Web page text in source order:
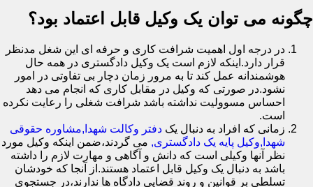
چگونه می توان یک وکیل قابل اعتماد بود؟
در درجه اول اهمیت شرافت کاری و حرفه ای این شغل مدنظر
قرار دارد.اینکه لازم است یک وکیل دادگستری در همه حال
هوشمندانه عمل کند تا به مرور زمان دچار بی تفاوتی در امور
نشود.در صورتی که وکیل در مقابل کاری که انجام می دهد
احساس مسوولیت نداشته باشد شرافت شغلی را رعایت نکرده
است.
زمانی که افراد به دنبال یک دفتر وکالت شهدا,مشاوره حقوقی
شهدا,وکیل پایه یک دادگستری, می گردند،ضمن اینکه وکیل مورد
نظر آنها وکیلی است که دانش و آگاهی و مهارت لازم را داشته
باشد به دنبال یک وکیل قابل اعتماد هستند.از آنجا که خودشان
تسلطی بر قوانین و روند قضایی دادگاه ها ندارند،در جستجوی